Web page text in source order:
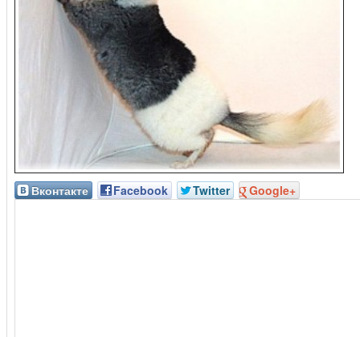
Вконтакте Facebook Twitter Google+